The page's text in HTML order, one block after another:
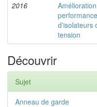
2016
d’isolateurs
tension
Découvrir
Sujet
Anneau de garde